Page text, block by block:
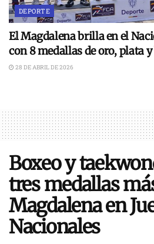
DEPORTE
El Magdalena brilla en el
con 8 medallas de oro, plata
28 DE ABRIL DE 2026
Boxeo y
tres medallas
Magdalena en
Nacionales